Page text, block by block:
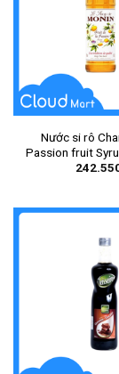
Nước si rô
Passion fruit
Monin 700ml